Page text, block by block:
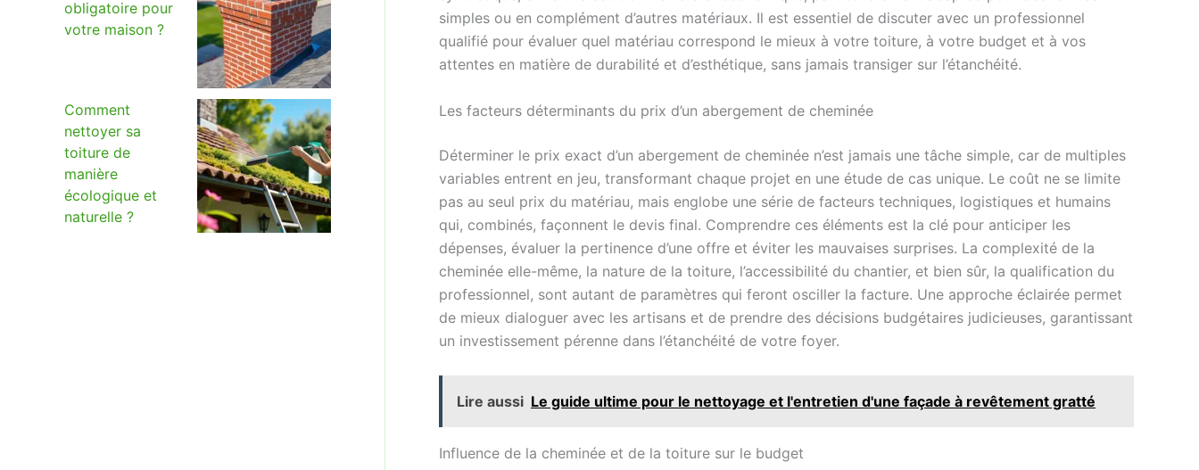
obligatoire pour
votre maison ?
Comment
nettoyer sa
toiture de
manière
écologique et
naturelle ?
simples ou en complément d’autres matériaux. Il est essentiel de discuter avec un professionnel
qualifié pour évaluer quel matériau correspond le mieux à votre toiture, à votre budget et à vos
attentes en matière de durabilité et d’esthétique, sans jamais transiger sur l’étanchéité.
Les facteurs déterminants du prix d’un abergement de cheminée
Déterminer le prix exact d’un abergement de cheminée n’est jamais une tâche simple, car de multiples
variables entrent en jeu, transformant chaque projet en une étude de cas unique. Le coût ne se limite
pas au seul prix du matériau, mais englobe une série de facteurs techniques, logistiques et humains
qui, combinés, façonnent le devis final. Comprendre ces éléments est la clé pour anticiper les
dépenses, évaluer la pertinence d’une offre et éviter les mauvaises surprises. La complexité de la
cheminée elle-même, la nature de la toiture, l’accessibilité du chantier, et bien sûr, la qualification du
professionnel, sont autant de paramètres qui feront osciller la facture. Une approche éclairée permet
de mieux dialoguer avec les artisans et de prendre des décisions budgétaires judicieuses, garantissant
un investissement pérenne dans l’étanchéité de votre foyer.
Lire aussi Le guide ultime pour le nettoyage et l'entretien d'une façade à revêtement gratté
Influence de la cheminée et de la toiture sur le budget